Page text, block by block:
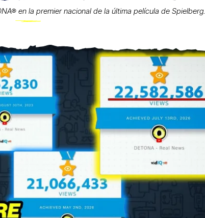
en la premier nacional de la última película de Spielberg.